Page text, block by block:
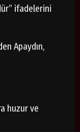
ifadelerini
Apaydın,
huzur ve